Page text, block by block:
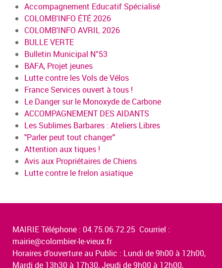
Accompagnement Educatif Spécialisé
COLOMB'INFO ÉTÉ 2026
COLOMB'INFO AVRIL 2026
BULLE VERTE
Bulletin Municipal N°53
BAFA, Projet jeunes
Lutte contre les Vols de Vélos
France Services ouvert à tous !
Le Danger sur le Monoxyde de Carbone
ACCOMPAGNEMENT DES AIDANTS
Les Sublimes Barbares : Ateliers Libres
"Parler peut tout changer"
Attention aux tiques !
Avis aux Propriétaires de Chiens
Lutte contre le frelon asiatique
MAIRIE Téléphone : 04.75.06.72.25 Courriel :
mairie@colombier-le-vieux.fr
Horaires d’ouverture au Public : Lundi de 9h00 à 12h00,
Mardi de 13h30 à 17h30, Jeudi de 9h00 à 12h00,